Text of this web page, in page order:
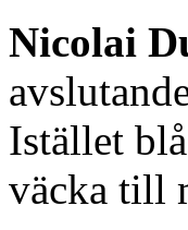
Nicolai
Istället
väcka till